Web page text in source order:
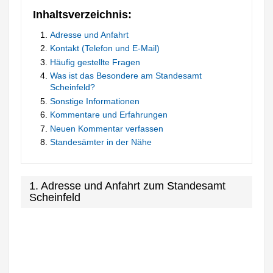
Inhaltsverzeichnis:
Adresse und Anfahrt
Kontakt (Telefon und E-Mail)
Häufig gestellte Fragen
Was ist das Besondere am Standesamt
Scheinfeld?
Sonstige Informationen
Kommentare und Erfahrungen
Neuen Kommentar verfassen
Standesämter in der Nähe
1. Adresse und Anfahrt zum Standesamt
Scheinfeld